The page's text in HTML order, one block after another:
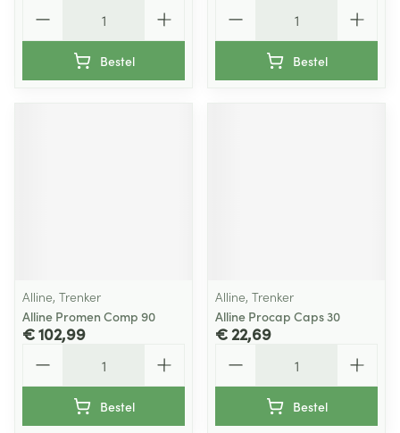
Bestel Bestel
Alline, Trenker
Alline Promen Comp 90
€ 102,99
Bestel
Alline, Trenker
Alline Procap Caps 30
€ 22,69
Bestel